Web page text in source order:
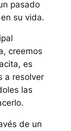
pasado
su vida.
creemos
es
a resolver
las
de un